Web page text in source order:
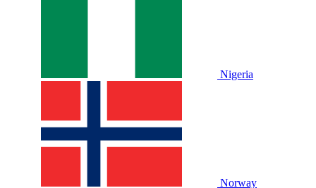
Nigeria
Norway